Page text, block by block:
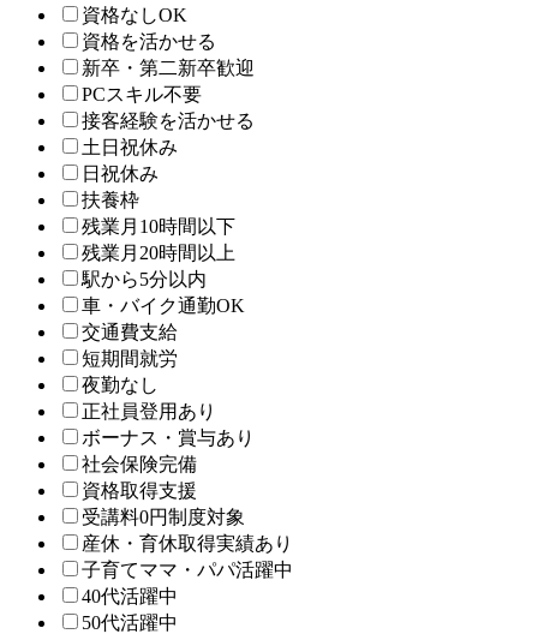
資格なしOK
資格を活かせる
新卒・第二新卒歓迎
PCスキル不要
接客経験を活かせる
土日祝休み
日祝休み
扶養枠
残業月10時間以下
残業月20時間以上
駅から5分以内
車・バイク通勤OK
交通費支給
短期間就労
夜勤なし
正社員登用あり
ボーナス・賞与あり
社会保険完備
資格取得支援
受講料0円制度対象
産休・育休取得実績あり
子育てママ・パパ活躍中
40代活躍中
50代活躍中